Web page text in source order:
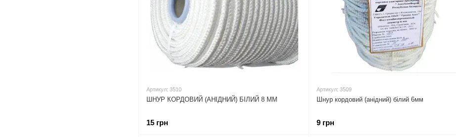
Артикул: 3510
ШНУР КОРДОВИЙ (АНІДНИЙ) БІЛИЙ 8 ММ
15 грн
Артикул: 3509
Шнур кордовий (анідний) білий 6мм
9 грн